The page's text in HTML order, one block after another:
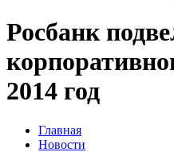
Росбанк
2014 год
Главная
Новости